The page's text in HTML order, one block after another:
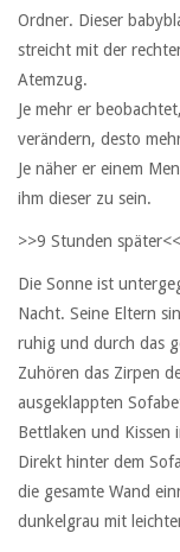
Ordner. Dieser
streicht mit der
Atemzug.
Je mehr er
verändern, desto
Je näher er einem
ihm dieser zu sein.
>>9 Stunden später<<
Die Sonne ist
Nacht. Seine Eltern
ruhig und durch das
Zuhören das Zirpen
ausgeklappten
Bettlaken und Kissen
Direkt hinter dem
die gesamte Wand
dunkelgrau mit